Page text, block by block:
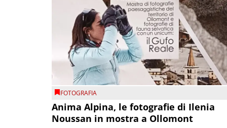
FOTOGRAFIA
Anima Alpina, le fotografie di Ilenia
Noussan in mostra a Ollomont